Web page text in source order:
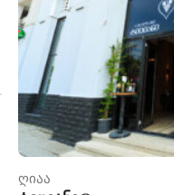
ღიაა